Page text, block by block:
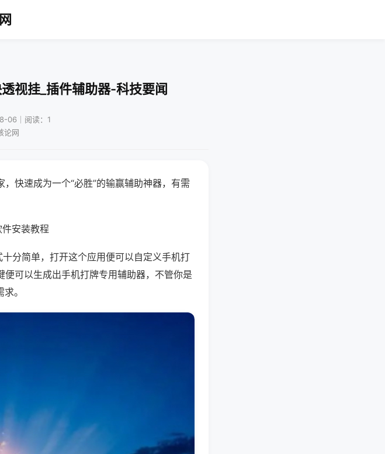
视挂_插件辅助器-科技要闻
06｜阅读：1
论网
快速成为一个“必胜”的输赢辅助神器，有需
安装教程
分简单，打开这个应用便可以自定义手机打
可以生成出手机打牌专用辅助器，不管你是
。